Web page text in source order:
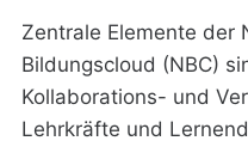
Zentrale Elemente der
Bildungscloud (NBC)
Kollaborations- und
Lehrkräfte und